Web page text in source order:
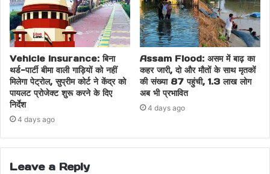
Vehicle Insurance: बिना
थर्ड-पार्टी बीमा वाली गाड़ियों को नहीं
मिलेगा पेट्रोल, सुप्रीम कोर्ट ने केंद्र को
पायलट प्रोजेक्ट शुरू करने के दिए
निर्देश
4 days ago
Assam Flood: असम में बाढ़ का
कहर जारी, दो और मौतों के साथ मृतकों
की संख्या 87 पहुंची, 1.3 लाख लोग
अब भी प्रभावित
4 days ago
Leave a Reply